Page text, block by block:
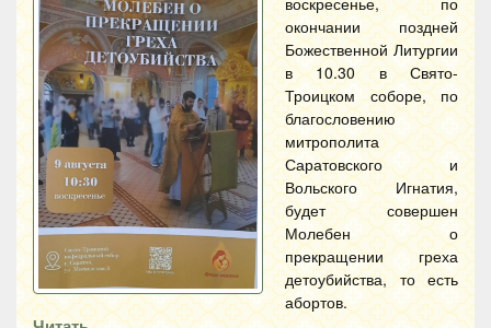
окончании поздней
Божественной Литургии
в 10.30 в Свято-
Троицком соборе, по
благословению
митрополита
Саратовского и
Вольского Игнатия,
будет совершен
Молебен о
прекращении греха
детоубийства, то есть
абортов.